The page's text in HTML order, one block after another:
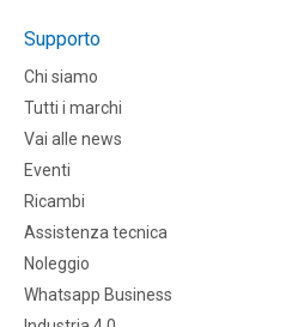
Supporto
Chi siamo
Tutti i marchi
Vai alle news
Eventi
Ricambi
Assistenza tecnica
Noleggio
Whatsapp Business